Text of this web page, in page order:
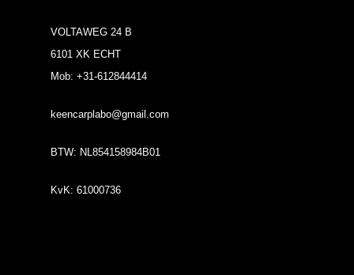
VOLTAWEG 24 B
6101 XK ECHT
Mob: +31-612844414
keencarplabo@gmail.com
BTW: NL854158984B01
KvK: 61000736